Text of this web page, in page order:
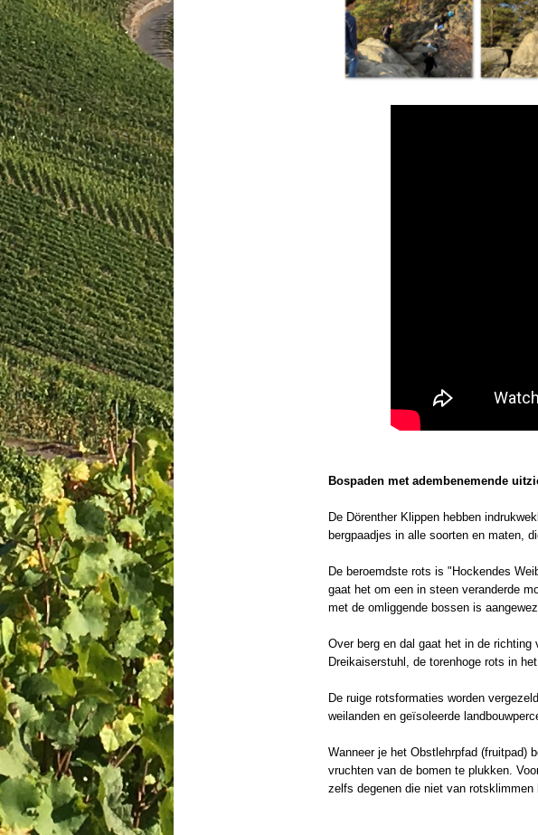
Bospaden met adembenemende
De Dörenther Klippen hebben
bergpaadjes in alle soorten en maten,
De beroemdste rots is "Hockendes
gaat het om een in steen veranderde
met de omliggende bossen is
Over berg en dal gaat het in de
Dreikaiserstuhl, de torenhoge rots in
De ruige rotsformaties worden
weilanden en geïsoleerde
Wanneer je het Obstlehrpfad (fruitpad)
vruchten van de bomen te plukken.
zelfs degenen die niet van